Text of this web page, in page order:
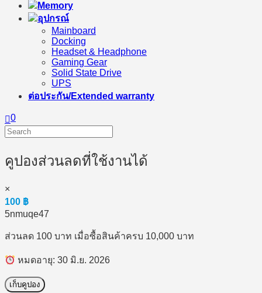
Memory
อุปกรณ์
Mainboard
Docking
Headset & Headphone
Gaming Gear
Solid State Drive
UPS
ต่อประกัน/Extended warranty
0
คูปองส่วนลดที่ใช้งานได้
×
100 ฿
5nmuqe47
ส่วนลด 100 บาท เมื่อซื้อสินค้าครบ 10,000 บาท
หมดอายุ: 30 มิ.ย. 2026
เก็บคูปอง